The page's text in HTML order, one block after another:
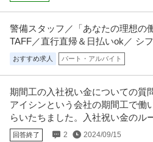
警備スタッフ／「あなたの理想の
TAFF／直行直帰＆日払いok／ シ
おすすめ求人 パート・アルバイト
期間工の入社祝い金についての質
アイシンという会社の期間工で働
らいたちました。入社祝い金のル
回答終了 2 2024/09/15